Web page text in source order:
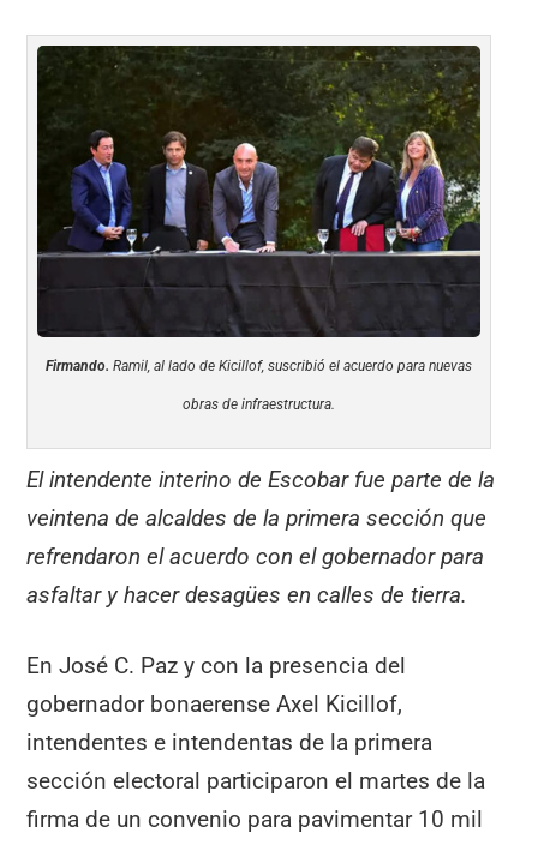
Firmando. Ramil, al lado de Kicillof, suscribió el acuerdo para nuevas
obras de infraestructura.
El intendente interino de Escobar fue parte de la
veintena de alcaldes de la primera sección que
refrendaron el acuerdo con el gobernador para
asfaltar y hacer desagües en calles de tierra.
En José C. Paz y con la presencia del
gobernador bonaerense Axel Kicillof,
intendentes e intendentas de la primera
sección electoral participaron el martes de la
firma de un convenio para pavimentar 10 mil